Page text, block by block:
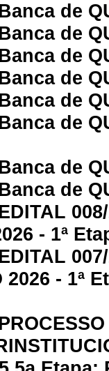
de
de
de
de
de
de
de
de
- 1ª
2026 - 1ª